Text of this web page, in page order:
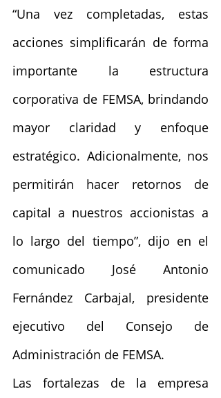
“Una vez completadas, estas
acciones simplificarán de forma
importante la estructura
corporativa de FEMSA, brindando
mayor claridad y enfoque
estratégico. Adicionalmente, nos
permitirán hacer retornos de
capital a nuestros accionistas a
lo largo del tiempo”, dijo en el
comunicado José Antonio
Fernández Carbajal, presidente
ejecutivo del Consejo de
Administración de FEMSA.
Las fortalezas de la empresa